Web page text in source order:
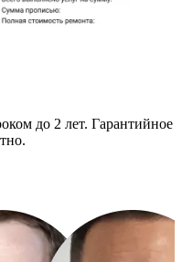
до 2 лет. Гарантийное